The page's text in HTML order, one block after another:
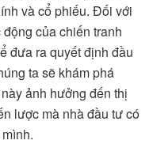
và cổ phiếu. Đối với
của chiến tranh
đưa ra quyết định đầu
ta sẽ khám phá
ảnh hưởng đến thị
lược mà nhà đầu tư có